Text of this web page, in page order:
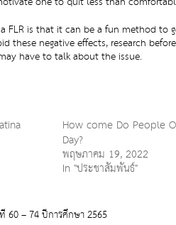
FLR is that it can be a fun method
these negative effects, research
have to talk about the issue.
How come Do People
Day?
พฤษภาคม 19, 2022
In "ประชาสัมพันธ์"
– 74 ปีการศึกษา 2565